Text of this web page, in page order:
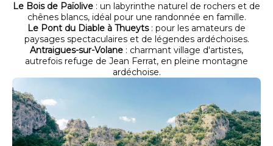
Le Bois de Païolive : un labyrinthe naturel de rochers et de
chênes blancs, idéal pour une randonnée en famille.
Le Pont du Diable à Thueyts: pour les amateurs de
paysages spectaculaires et de légendes ardéchoises.
Antraigues-sur-Volane : charmant village d'artistes,
autrefois refuge de Jean Ferrat, en pleine montagne
ardéchoise.